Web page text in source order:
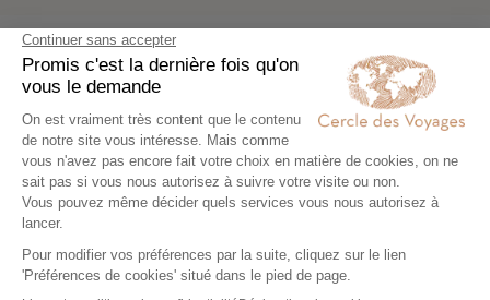
Le Kawah Ijen selon vos envies
Voyages en petit
groupe en Asie
Bali